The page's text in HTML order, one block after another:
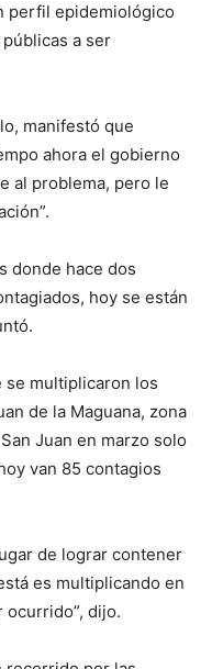
perfil epidemiológico
a ser
manifestó que
ahora el gobierno
al problema, pero le
donde hace dos
hoy se están
se multiplicaron los
de la Maguana, zona
Juan en marzo solo
van 85 contagios
de lograr contener
es multiplicando en
ocurrido”, dijo.